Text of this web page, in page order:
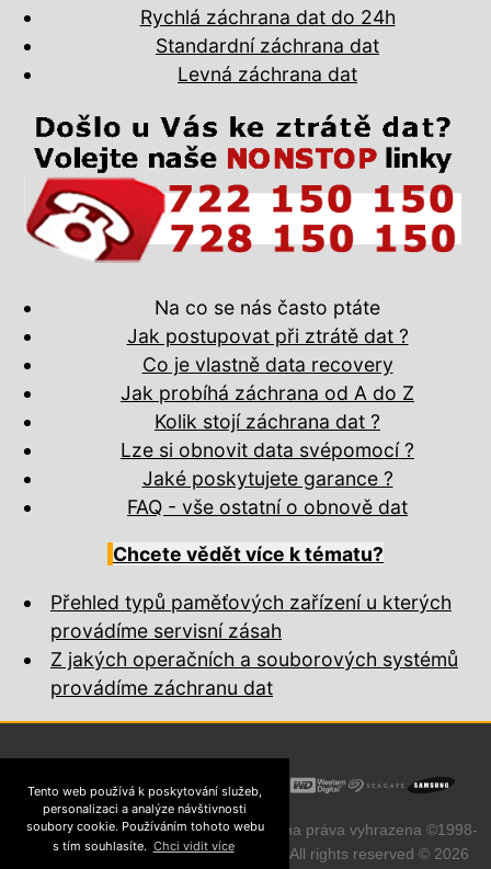
Tento web používá k poskytování služeb,
personalizaci a analýze návštivnosti
soubory cookie. Používáním tohoto webu
s tím souhlasíte. Chci vidit více
Rychlá záchrana dat do 24h
Standardní záchrana dat
Levná záchrana dat
Na co se nás často ptáte
Jak postupovat při ztrátě dat ?
Co je vlastně data recovery
Jak probíhá záchrana od A do Z
Kolik stojí záchrana dat ?
Lze si obnovit data svépomocí ?
Jaké poskytujete garance ?
FAQ - vše ostatní o obnově dat
Chcete vědět více k tématu?
Přehled typů paměťových zařízení u kterých
provádíme servisní zásah
Z jakých operačních a souborových systémů
provádíme záchranu dat
Přebírání obsahu zakázáno. Všechna práva vyhrazena ©1998-
2026MyBlueDay ! ~ All rights reserved © 2026